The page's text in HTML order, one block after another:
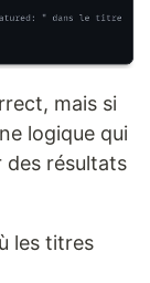
mais si
logique qui
des résultats
les titres